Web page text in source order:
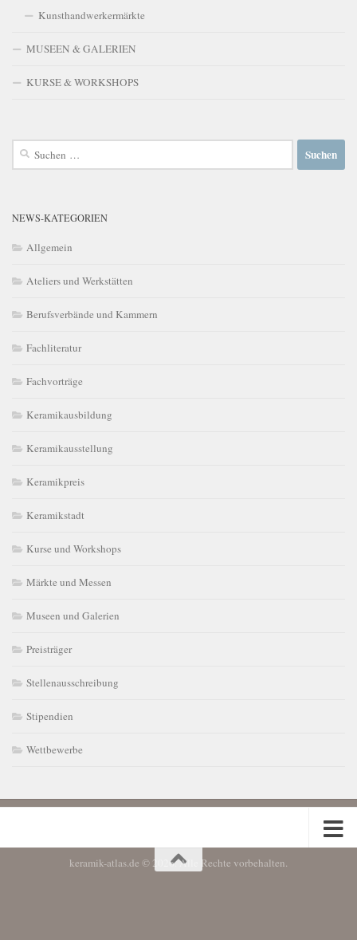
Kunsthandwerkermärkte
MUSEEN & GALERIEN
KURSE & WORKSHOPS
Suchen
NEWS-KATEGORIEN
Allgemein
Ateliers und Werkstätten
Berufsverbände und Kammern
Fachliteratur
Fachvorträge
Keramikausbildung
Keramikausstellung
Keramikpreis
Keramikstadt
Kurse und Workshops
Märkte und Messen
Museen und Galerien
Preisträger
Stellenausschreibung
Stipendien
Wettbewerbe
keramik-atlas.de © 2026. Alle Rechte vorbehalten.